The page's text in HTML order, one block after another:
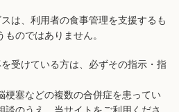
は、利用者の食事管理を支援するも
のではありません。
受けている方は、必ずその指示・指
梗塞などの複数の合併症を患ってい